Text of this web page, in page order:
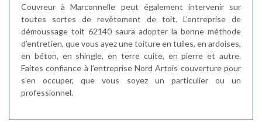
Couvreur à Marconnelle peut également intervenir sur
toutes sortes de revêtement de toit. L’entreprise de
démoussage toit 62140 saura adopter la bonne méthode
d’entretien, que vous ayez une toiture en tuiles, en ardoises,
en béton, en shingle, en terre cuite, en pierre et autre.
Faites confiance à l’entreprise Nord Artois couverture pour
s’en occuper, que vous soyez un particulier ou un
professionnel.